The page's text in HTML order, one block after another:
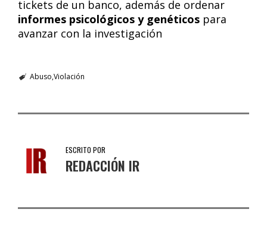
tickets de un banco, además de ordenar
informes psicológicos y genéticos para
avanzar con la investigación
Abuso Violación
ESCRITO POR
REDACCIÓN IR